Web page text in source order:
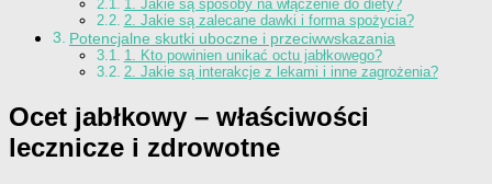
1. Jakie są sposoby na włączenie do diety?
2. Jakie są zalecane dawki i forma spożycia?
Potencjalne skutki uboczne i przeciwwskazania
1. Kto powinien unikać octu jabłkowego?
2. Jakie są interakcje z lekami i inne zagrożenia?
Ocet jabłkowy – właściwości
lecznicze i zdrowotne